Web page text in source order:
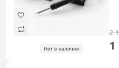
Нет в наличии
2
1